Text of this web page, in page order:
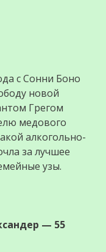
с Сонни Боно
новой
Грегом
медового
алкогольно-
за лучшее
узы.
— 55